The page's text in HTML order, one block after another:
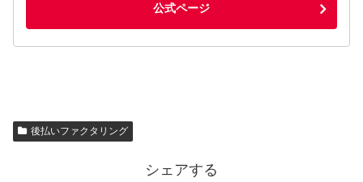
公式ページ
後払いファクタリング
シェアする